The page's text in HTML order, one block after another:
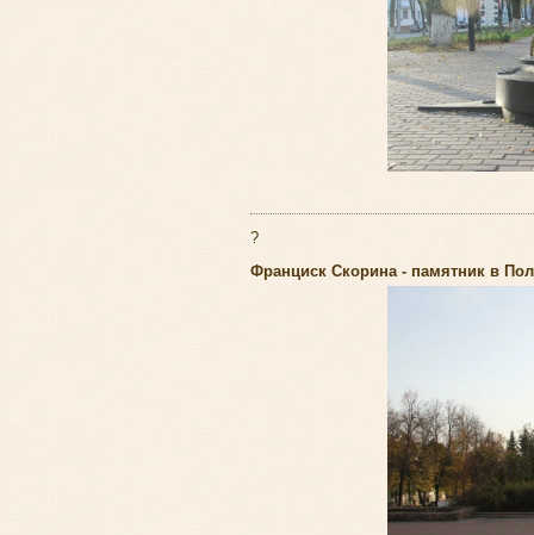
?
Франциск Скорина - памятник в